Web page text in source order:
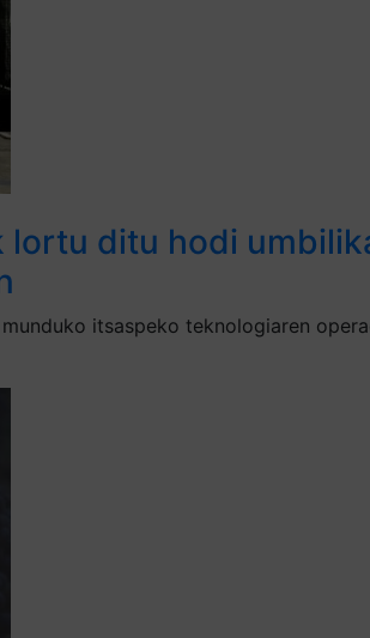
ditu hodi
itsaspeko teknologiaren